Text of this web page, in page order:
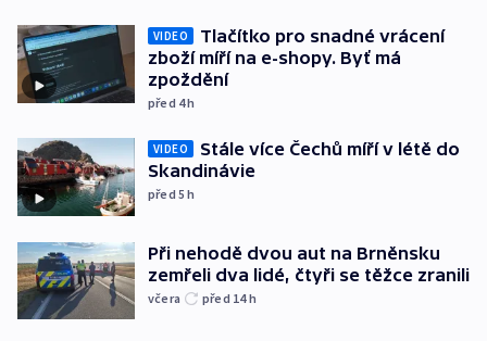
VIDEO
Tlačítko pro snadné vrácení
zboží míří na e-shopy. Byť má
zpoždění
před 4h
VIDEO
Stále více Čechů míří v létě do
Skandinávie
před 5h
Při nehodě dvou aut na Brněnsku
zemřeli dva lidé, čtyři se těžce zranili
včera před 14h